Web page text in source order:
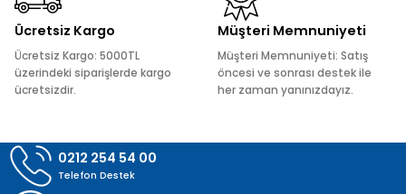
Ücretsiz Kargo
Ücretsiz Kargo: 5000TL
üzerindeki siparişlerde kargo
ücretsizdir.
Müşteri Memnuniyeti
Müşteri Memnuniyeti: Satış
öncesi ve sonrası destek ile
her zaman yanınızdayız.
0212 254 54 00
Telefon Destek